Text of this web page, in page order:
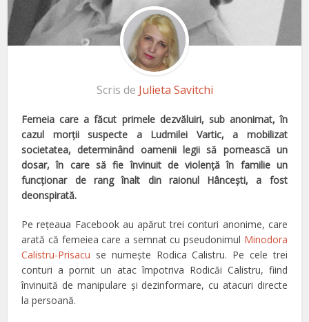
Scris de Julieta Savitchi
Femeia care a făcut primele dezvăluiri, sub anonimat, în
cazul morţii suspecte a Ludmilei Vartic, a mobilizat
societatea, determinând oamenii legii să pornească un
dosar, în care să fie învinuit de violenţă în familie un
funcţionar de rang înalt din raionul Hânceşti, a fost
deonspirată.
Pe reţeaua Facebook au apărut trei conturi anonime, care
arată că femeiea care a semnat cu pseudonimul Minodora
Calistru-Prisacu se numeşte Rodica Calistru. Pe cele trei
conturi a pornit un atac împotriva Rodicăi Calistru, fiind
învinuită de manipulare şi dezinformare, cu atacuri directe
la persoană.